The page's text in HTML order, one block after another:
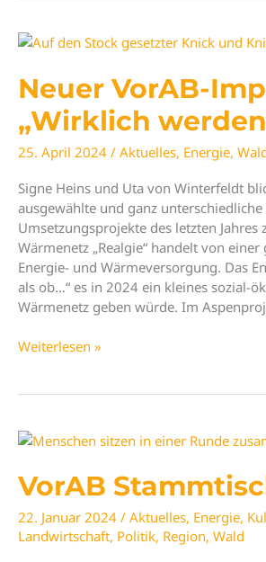
aus“
Neuer VorAB-
„Wirklich
25. April 2024 / Aktuelles, Energie,
Signe Heins und Uta von Winterfeldt
ausgewählte und ganz unterschiedliche
Umsetzungsprojekte des letzten Jahres
Wärmenetz „Realgie“ handelt von einer
Energie- und Wärmeversorgung. Das
als ob…“ es in 2024 ein kleines sozial-
Wärmenetz geben würde. Im
Neuer
lassen“
Weiterlesen »
VorAB
22. Januar 2024 / Aktuelles, Energie,
Landwirtschaft, Politik, Region, Wald